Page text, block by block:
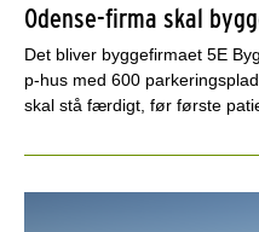
Odense-firma skal
Det bliver byggefirmaet 5E
p-hus med 600
skal stå færdigt, før første